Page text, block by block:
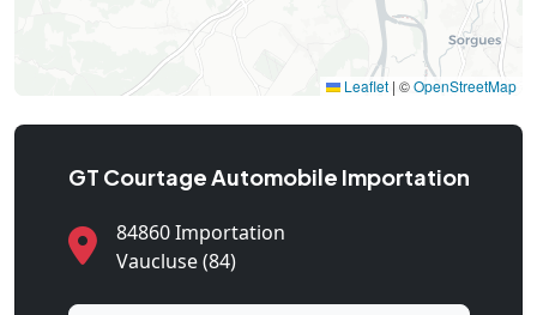
Leaflet | ©OpenStreetMap
GT Courtage Automobile Importation
84860 Importation
Vaucluse (84)